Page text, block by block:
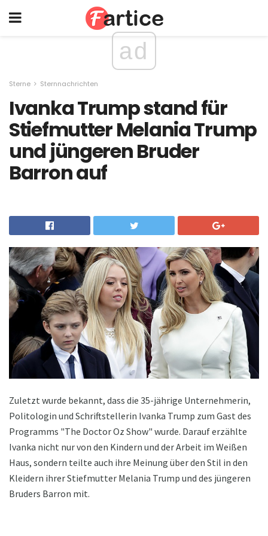
ad
Sterne Sternnachrichten
Ivanka Trump stand für
Stiefmutter Melania Trump
und jüngeren Bruder
Barron auf
Zuletzt wurde bekannt, dass die 35-jährige Unternehmerin,
Politologin und Schriftstellerin Ivanka Trump zum Gast des
Programms "The Doctor Oz Show" wurde. Darauf erzählte
Ivanka nicht nur von den Kindern und der Arbeit im Weißen
Haus, sondern teilte auch ihre Meinung über den Stil in den
Kleidern ihrer Stiefmutter Melania Trump und des jüngeren
Bruders Barron mit.